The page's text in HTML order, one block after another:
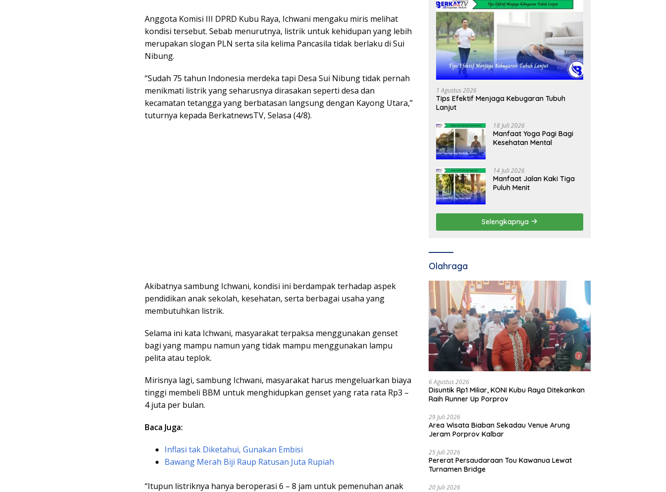
Anggota Komisi III DPRD Kubu Raya, Ichwani mengaku miris melihat
kondisi tersebut. Sebab menurutnya, listrik untuk kehidupan yang lebih
merupakan slogan PLN serta sila kelima Pancasila tidak berlaku di Sui
Nibung.
“Sudah 75 tahun Indonesia merdeka tapi Desa Sui Nibung tidak pernah
menikmati listrik yang seharusnya dirasakan seperti desa dan
kecamatan tetangga yang berbatasan langsung dengan Kayong Utara,”
tuturnya kepada BerkatnewsTV, Selasa (4/8).
Akibatnya sambung Ichwani, kondisi ini berdampak terhadap aspek
pendidikan anak sekolah, kesehatan, serta berbagai usaha yang
membutuhkan listrik.
Selama ini kata Ichwani, masyarakat terpaksa menggunakan genset
bagi yang mampu namun yang tidak mampu menggunakan lampu
pelita atau teplok.
Mirisnya lagi, sambung Ichwani, masyarakat harus mengeluarkan biaya
tinggi membeli BBM untuk menghidupkan genset yang rata rata Rp3 –
4 juta per bulan.
Baca Juga:
Inflasi tak Diketahui, Gunakan Embisi
Bawang Merah Biji Raup Ratusan Juta Rupiah
“Itupun listriknya hanya beroperasi 6 – 8 jam untuk pemenuhan anak
1 Agustus 2026
Tips Efektif Menjaga Kebugaran Tubuh
Lanjut
18 Juli 2026
Manfaat Yoga Pagi Bagi
Kesehatan Mental
14 Juli 2026
Manfaat Jalan Kaki Tiga
Puluh Menit
Selengkapnya
Olahraga
6 Agustus 2026
Disuntik Rp1 Miliar, KONI Kubu Raya Ditekankan
Raih Runner Up Porprov
29 Juli 2026
Area Wisata Biaban Sekadau Venue Arung
Jeram Porprov Kalbar
25 Juli 2026
Pererat Persaudaraan Tou Kawanua Lewat
Turnamen Bridge
20 Juli 2026